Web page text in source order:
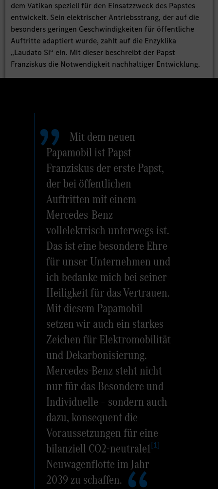
dem Vatikan speziell für den Einsatzzweck des Papstes
entwickelt. Sein elektrischer Antriebsstrang, der auf die
besonders geringen Geschwindigkeiten für öffentliche
Auftritte adaptiert wurde, zahlt auf die Enzyklika
„Laudato Si“ ein. Mit dieser beschreibt der Papst
Franziskus die Notwendigkeit nachhaltiger Entwicklung.
Mit dem neuen
Papamobil ist Papst
Franziskus der erste Papst,
der bei öffentlichen
Auftritten mit einem
Mercedes-Benz
vollelektrisch unterwegs ist.
Das ist eine besondere Ehre
für unser Unternehmen und
ich bedanke mich bei seiner
Heiligkeit für das Vertrauen.
Mit diesem Papamobil
setzen wir auch ein starkes
Zeichen für Elektromobilität
und Dekarbonisierung.
Mercedes-Benz steht nicht
nur für das Besondere und
Individuelle – sondern auch
dazu, konsequent die
Voraussetzungen für eine
bilanziell CO2-neutrale1[1]
Neuwagenflotte im Jahr
2039 zu schaffen.